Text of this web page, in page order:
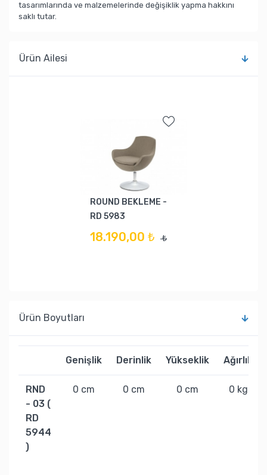
tasarımlarında ve malzemelerinde değişiklik yapma hakkını
saklı tutar.
Ürün Ailesi
ROUND BEKLEME -
RD 5983
18.190,00 ₺ ₺
Ürün Boyutları
Genişlik Derinlik Yükseklik Ağırlık
RND
- 03 (
RD
5944
)
0 cm 0 cm 0 cm 0 kg